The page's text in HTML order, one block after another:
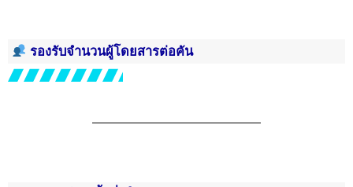
รองรับจำนวนผู้โดยสารต่อคัน